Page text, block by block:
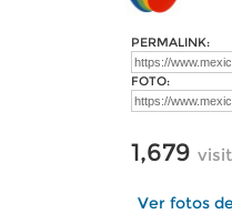
PERMALINK:
FOTO:
1,679
Ver fotos